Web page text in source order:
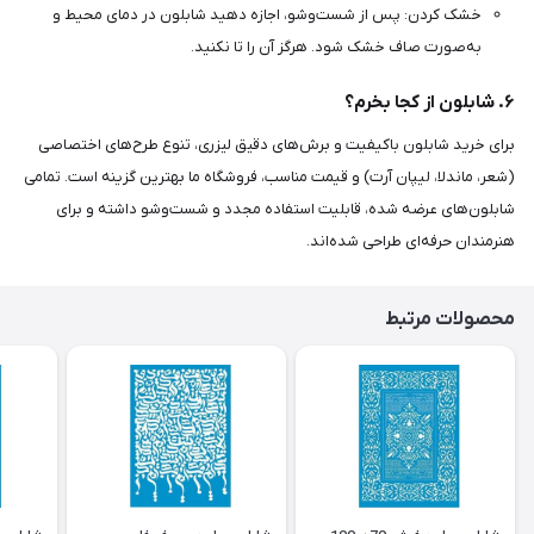
خشک کردن: پس از شست‌وشو، اجازه دهید شابلون در دمای محیط و
به‌صورت صاف خشک شود. هرگز آن را تا نکنید.
۶. شابلون از کجا بخرم؟
برای خرید شابلون باکیفیت و برش‌های دقیق لیزری، تنوع طرح‌های اختصاصی
(شعر، ماندلا، لیپان آرت) و قیمت مناسب، فروشگاه ما بهترین گزینه است. تمامی
شابلون‌های عرضه شده، قابلیت استفاده مجدد و شست‌وشو داشته و برای
هنرمندان حرفه‌ای طراحی شده‌اند.
محصولات مرتبط